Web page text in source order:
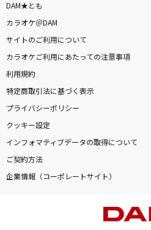
DAM★とも
カラオケ＠DAM
サイトのご利用について
カラオケご利用にあたっての注意事項
利用規約
特定商取引法に基づく表示
プライバシーポリシー
クッキー設定
インフォマティブデータの取得について
ご契約方法
企業情報（コーポレートサイト）